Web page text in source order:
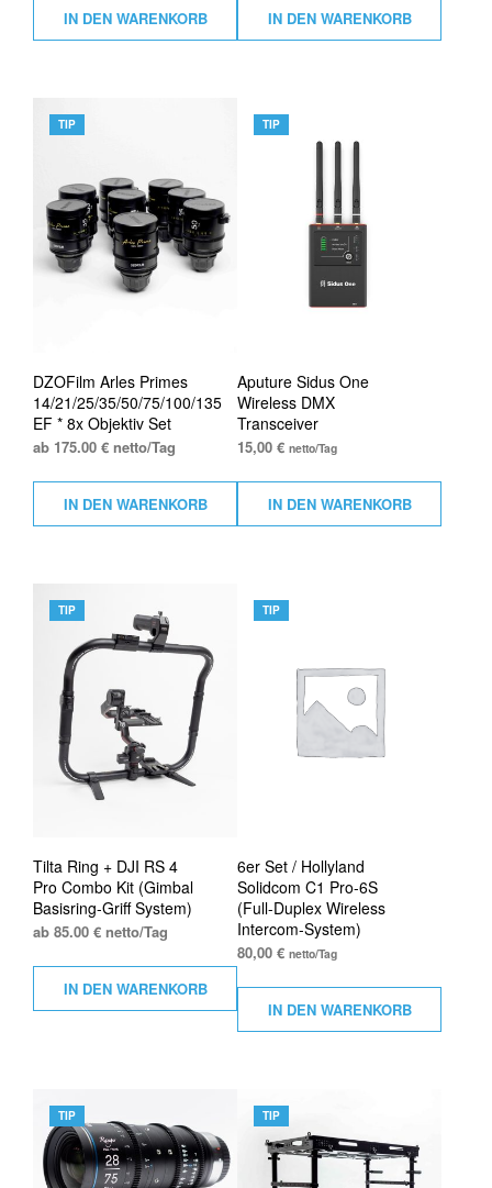
IN DEN WARENKORB IN DEN WARENKORB
DZOFilm Arles Primes
14/21/25/35/50/75/100/135
EF * 8x Objektiv Set
TIP
ab 175.00 € netto/Tag
IN DEN WARENKORB
Aputure Sidus One
Wireless DMX
Transceiver
TIP
15,00€ netto/Tag
IN DEN WARENKORB
Tilta Ring + DJI RS 4
Pro Combo Kit (Gimbal
Basisring-Griff System)
TIP
ab 85.00 € netto/Tag
IN DEN WARENKORB
6er Set / Hollyland
Solidcom C1 Pro-6S
(Full-Duplex Wireless
Intercom-System)
TIP
80,00€ netto/Tag
IN DEN WARENKORB
TIP TIP